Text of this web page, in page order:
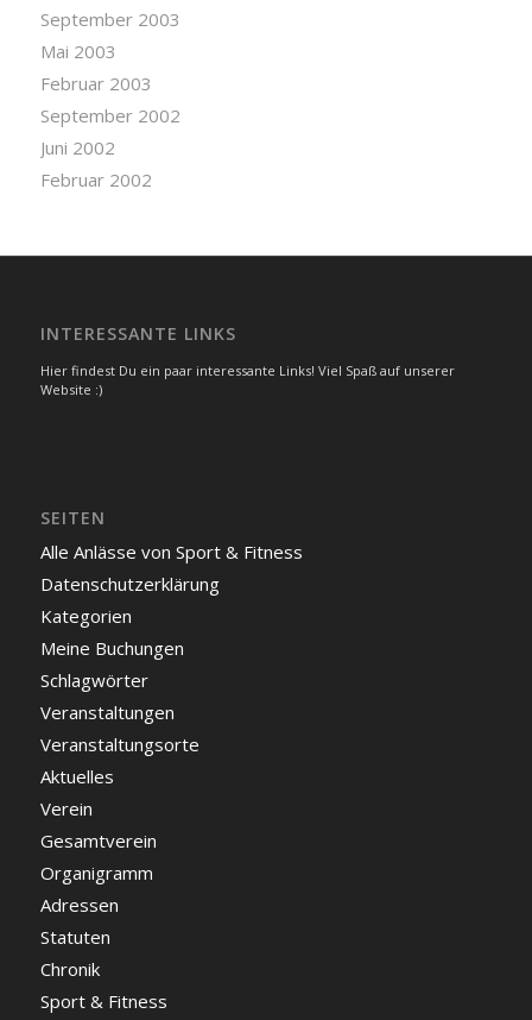
September 2003
Mai 2003
Februar 2003
September 2002
Juni 2002
Februar 2002
INTERESSANTE LINKS
Hier findest Du ein paar interessante Links! Viel Spaß auf unserer
Website :)
SEITEN
Alle Anlässe von Sport & Fitness
Datenschutzerklärung
Kategorien
Meine Buchungen
Schlagwörter
Veranstaltungen
Veranstaltungsorte
Aktuelles
Verein
Gesamtverein
Organigramm
Adressen
Statuten
Chronik
Sport & Fitness